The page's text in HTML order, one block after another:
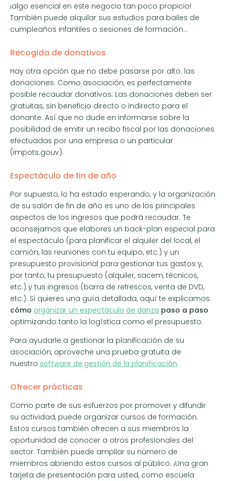
¡algo esencial en este negocio tan poco propicio!
También puede alquilar sus estudios para bailes de
cumpleaños infantiles o sesiones de formación…
Recogida de donativos
Hay otra opción que no debe pasarse por alto: las
donaciones. Como asociación, es perfectamente
posible recaudar donativos. Las donaciones deben ser
gratuitas, sin beneficio directo o indirecto para el
donante. Así que no dude en informarse sobre la
posibilidad de emitir un recibo fiscal por las donaciones
efectuadas por una empresa o un particular
(impots.gouv).
Espectáculo de fin de año
Por supuesto, lo ha estado esperando, y la organización
de su salón de fin de año es uno de los principales
aspectos de los ingresos que podrá recaudar. Te
aconsejamos que elabores un back-plan especial para
el espectáculo (para planificar el alquiler del local, el
camión, las reuniones con tu equipo, etc.) y un
presupuesto provisional para gestionar tus gastos y,
por tanto, tu presupuesto (alquiler, sacem, técnicos,
etc.) y tus ingresos (barra de refrescos, venta de DVD,
etc.). Si quieres una guía detallada, aquí te explicamos
cómo organizar un espectáculo de danza paso a paso
optimizando tanto la logística como el presupuesto.
Para ayudarle a gestionar la planificación de su
asociación, aproveche una prueba gratuita de
nuestro software de gestión de la planificación.
Ofrecer prácticas
Como parte de sus esfuerzos por promover y difundir
su actividad, puede organizar cursos de formación.
Estos cursos también ofrecen a sus miembros la
oportunidad de conocer a otros profesionales del
sector. También puede ampliar su número de
miembros abriendo estos cursos al público. ¡Una gran
tarjeta de presentación para usted, como escuela